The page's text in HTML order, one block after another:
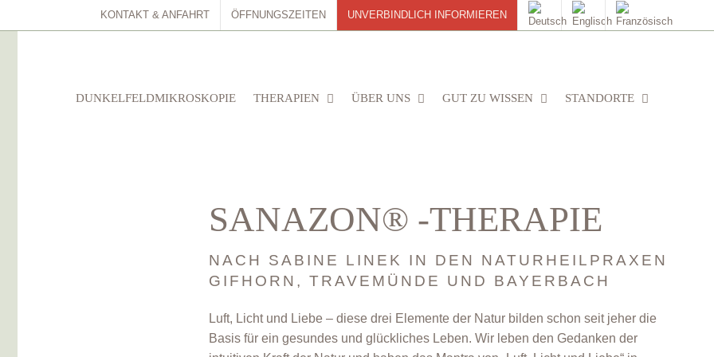
KONTAKT & ANFAHRT ÖFFNUNGSZEITEN UNVERBINDLICH INFORMIEREN
DUNKELFELDMIKROSKOPIE THERAPIEN ÜBER UNS GUT ZU WISSEN STANDORTE
SANAZON® -THERAPIE
NACH SABINE LINEK IN DEN NATURHEILPRAXEN
GIFHORN, TRAVEMÜNDE UND BAYERBACH
Luft, Licht und Liebe – diese drei Elemente der Natur bilden schon seit jeher die
Basis für ein gesundes und glückliches Leben. Wir leben den Gedanken der